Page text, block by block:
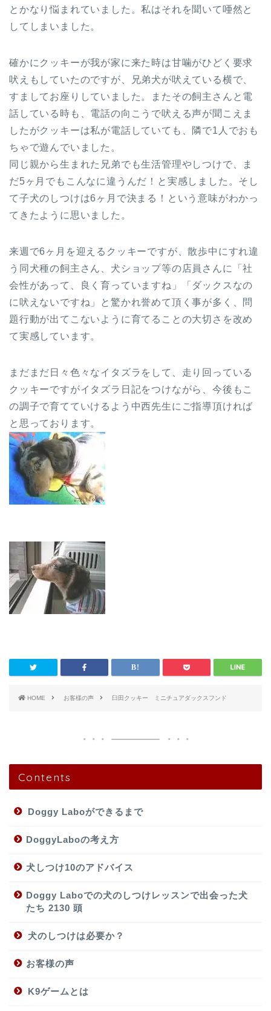
とかなり悩まれていました。私はそれを聞いて唖然と
してしまいました。
確かにクッキーが我が家に来た時は甘噛がひどく要求
吠えもしていたのですが、兄弟犬が吠えている横で、
すましてお座りしていました。またその飼主さんと電
話している時も、電話の向こうで吠える声が聞こえま
したがクッキーは私が電話していても、隣で1人でおも
ちゃで遊んでいました。
同じ親から生まれた兄弟でも生活管理やしつけで、ま
だ5ヶ月でもこんなに違うんだ！と実感しました。そし
て子犬のしつけは6ヶ月で決まる！という意味がわかっ
てきたように思いました。
来週で6ヶ月を迎えるクッキーですが、散歩中にすれ違
う同犬種の飼主さん、犬ショップ等の店員さんに「社
会性があって、良く育っていますね」「ダックスなの
に吠えないですね」と驚かれ誉めて頂く事が多く、問
題行動が出てこないように育てることの大切さを改め
て実感しています。
まだまだ日々色々なイタズラをして、走り回っている
クッキーですがイタズラ日記をつけながら、今後もこ
の調子で育てていけるよう中西先生にご指導頂ければ
と思っております。
HOME お客様の声 臼田クッキー ミニチュアダックスフンド
Contents
Doggy Laboができるまで
DoggyLaboの考え方
犬しつけ10のアドバイス
Doggy Laboでの犬のしつけレッスンで出会った犬
たち 2130 頭
犬のしつけは必要か？
お客様の声
K9ゲームとは